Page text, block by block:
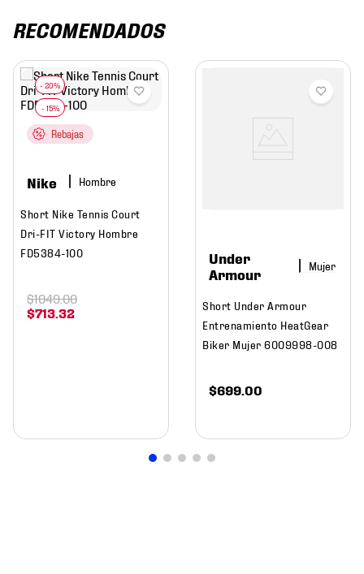
RECOMENDADOS
Rebajas
Nike Hombre
Short Nike Tennis Court
Dri-FIT Victory Hombre
FD5384-100
$713.32
$1049.00
Under
Armour
Mujer
Short Under Armour
Entrenamiento HeatGear
Biker Mujer 6009998-008
$699.00